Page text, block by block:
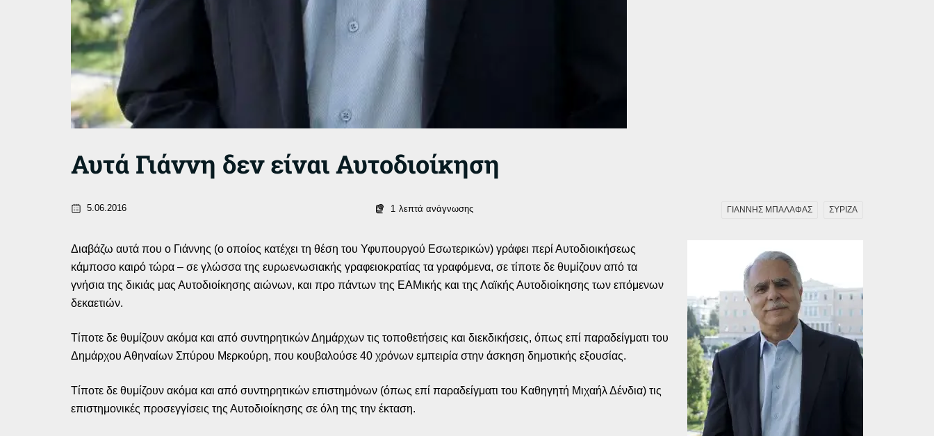
Αυτά Γιάννη δεν είναι Αυτοδιοίκηση
5.06.2016 1 λεπτά ανάγνωσης ΓΙΑΝΝΗΣ ΜΠΑΛΑΦΑΣ ΣΥΡΙΖΑ
Διαβάζω αυτά που ο Γιάννης (ο οποίος κατέχει τη θέση του Υφυπουργού Εσωτερικών) γράφει περί Αυτοδιοικήσεως
κάμποσο καιρό τώρα – σε γλώσσα της ευρωενωσιακής γραφειοκρατίας τα γραφόμενα, σε τίποτε δε θυμίζουν από τα
γνήσια της δικιάς μας Αυτοδιοίκησης αιώνων, και προ πάντων της ΕΑΜικής και της Λαϊκής Αυτοδιοίκησης των επόμενων
δεκαετιών.
Τίποτε δε θυμίζουν ακόμα και από συντηρητικών Δημάρχων τις τοποθετήσεις και διεκδικήσεις, όπως επί παραδείγματι του
Δημάρχου Αθηναίων Σπύρου Μερκούρη, που κουβαλούσε 40 χρόνων εμπειρία στην άσκηση δημοτικής εξουσίας.
Τίποτε δε θυμίζουν ακόμα και από συντηρητικών επιστημόνων (όπως επί παραδείγματι του Καθηγητή Μιχαήλ Δένδια) τις
επιστημονικές προσεγγίσεις της Αυτοδιοίκησης σε όλη της την έκταση.